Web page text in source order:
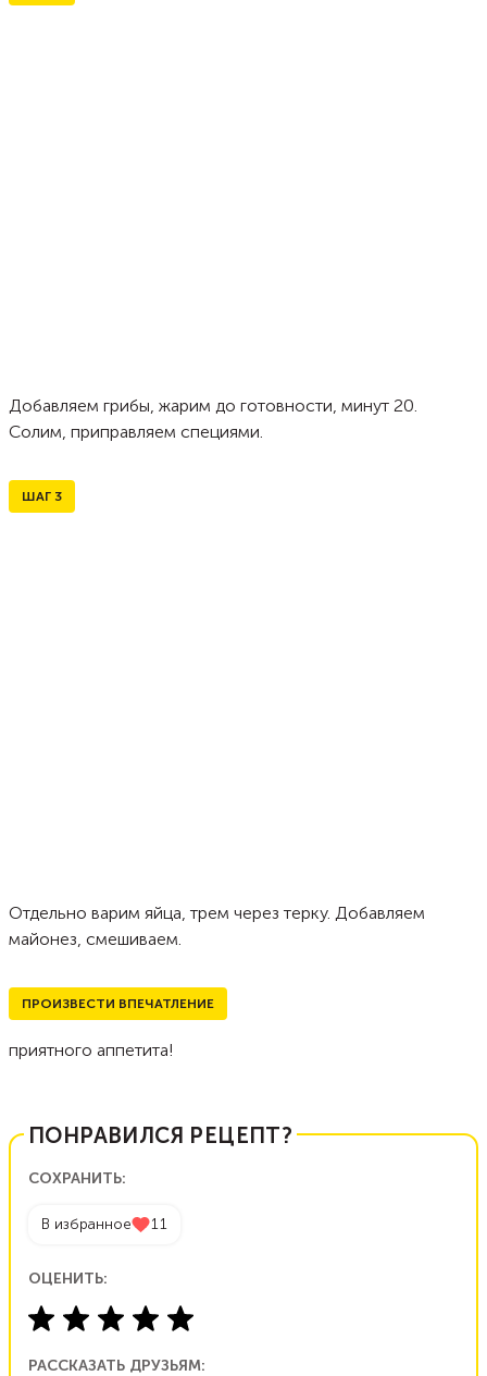
Добавляем грибы, жарим до готовности, минут 20.
Солим, приправляем специями.
ШАГ 3
Отдельно варим яйца, трем через терку. Добавляем
майонез, смешиваем.
ПРОИЗВЕСТИ ВПЕЧАТЛЕНИЕ
приятного аппетита!
ПОНРАВИЛСЯ РЕЦЕПТ?
СОХРАНИТЬ:
В избранное 11
ОЦЕНИТЬ:
РАССКАЗАТЬ ДРУЗЬЯМ: